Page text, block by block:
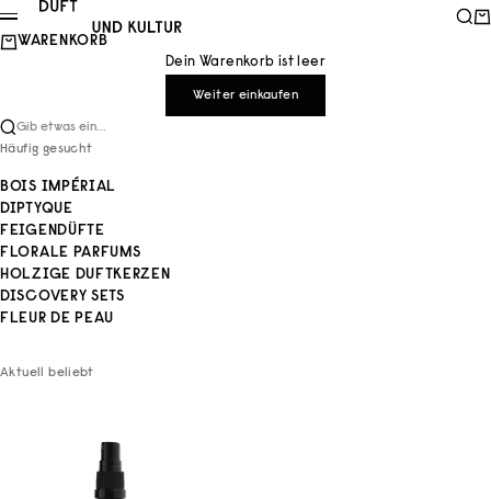
Zum Inhalt springen
Duft und Kultur
Menü
WARENKORB
Dein Warenkorb ist leer
Weiter einkaufen
Gib etwas ein...
Häufig gesucht
BOIS IMPÉRIAL
DIPTYQUE
FEIGENDÜFTE
FLORALE PARFUMS
HOLZIGE DUFTKERZEN
DISCOVERY SETS
FLEUR DE PEAU
Aktuell beliebt